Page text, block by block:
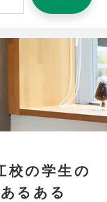
校の学生の
るある